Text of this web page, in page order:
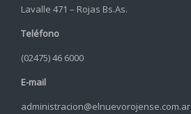
Lavalle 471 – Rojas Bs.As.
Teléfono
(02475) 46 6000
E-mail
administracion@elnuevorojense.com.ar